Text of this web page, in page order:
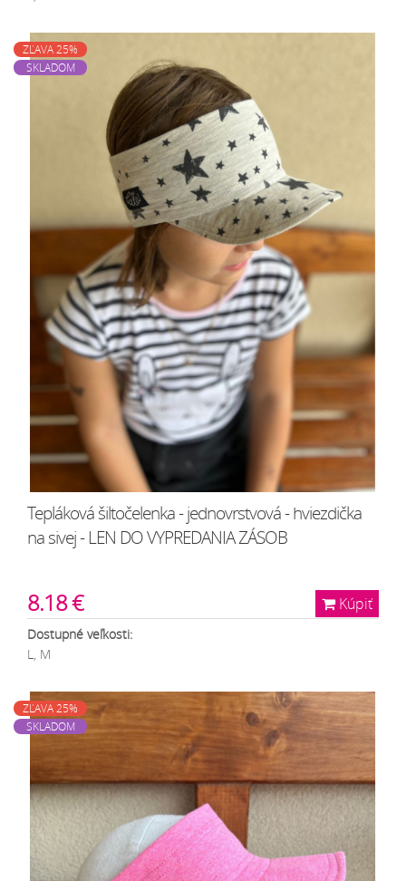
ZĽAVA 25%
SKLADOM
Tepláková šiltočelenka - jednovrstvová - hviezdička
na sivej - LEN DO VYPREDANIA ZÁSOB
Kúpiť
8.18 €
Dostupné veľkosti:
L, M
ZĽAVA 25%
SKLADOM